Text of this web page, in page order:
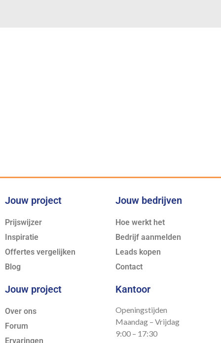
Jouw project
Prijswijzer
Inspiratie
Offertes vergelijken
Blog
Jouw bedrijven
Hoe werkt het
Bedrijf aanmelden
Leads kopen
Contact
Jouw project
Over ons
Forum
Ervaringen
Kantoor
Openingstijden
Maandag – Vrijdag
9:00 – 17:30